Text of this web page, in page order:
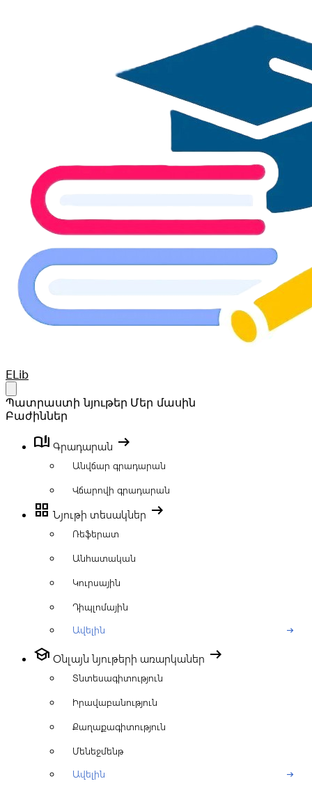
Your Company
ELib
Պատրաստի նյութեր Մեր մասին
Բաժիններ
book_ribbon Գրադարան arrow_right_alt
Անվճար գրադարան
Վճարովի գրադարան
grid_view Նյութի տեսակներ arrow_right_alt
Ռեֆերատ
Անհատական
Կուրսային
Դիպլոմային
Ավելին
arrow_right_alt
school Օնլայն նյութերի առարկաներ arrow_right_alt
Տնտեսագիտություն
Իրավաբանություն
Քաղաքագիտություն
Մենեջմենթ
Ավելին
arrow_right_alt